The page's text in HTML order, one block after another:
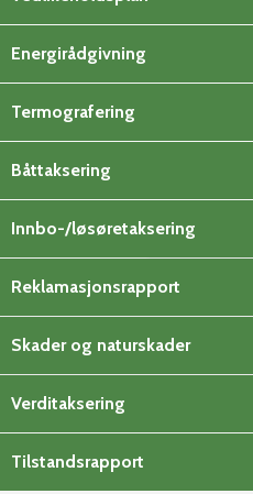
Energirådgivning
Termografering
Båttaksering
Innbo-/løsøretaksering
Reklamasjonsrapport
Skader og naturskader
Verditaksering
Tilstandsrapport